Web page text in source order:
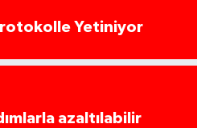
Yetiniyor
azaltılabilir